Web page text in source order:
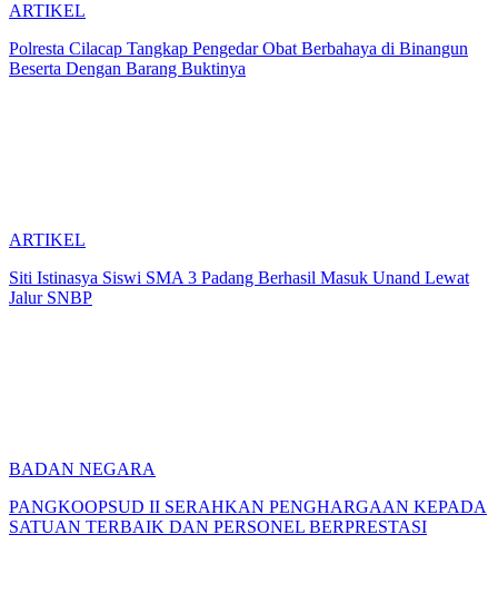
ARTIKEL
Polresta Cilacap Tangkap Pengedar Obat Berbahaya di Binangun
Beserta Dengan Barang Buktinya
ARTIKEL
Siti Istinasya Siswi SMA 3 Padang Berhasil Masuk Unand Lewat
Jalur SNBP
BADAN NEGARA
PANGKOOPSUD II SERAHKAN PENGHARGAAN KEPADA
SATUAN TERBAIK DAN PERSONEL BERPRESTASI